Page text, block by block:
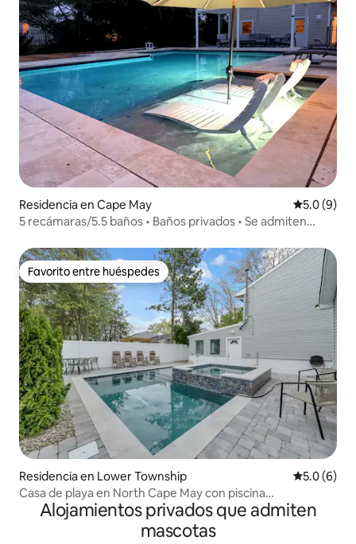
Residencia en Cape May
5.0 (9)
5 recámaras/5.5 baños • Baños privados • Se admiten
Favorito entre huéspedes
Favorito entre huéspedes
Residencia en Lower Township
5.0 (6)
Casa de playa en North Cape May con piscina
climatizada/jacuzzi
Alojamientos privados que admiten
mascotas